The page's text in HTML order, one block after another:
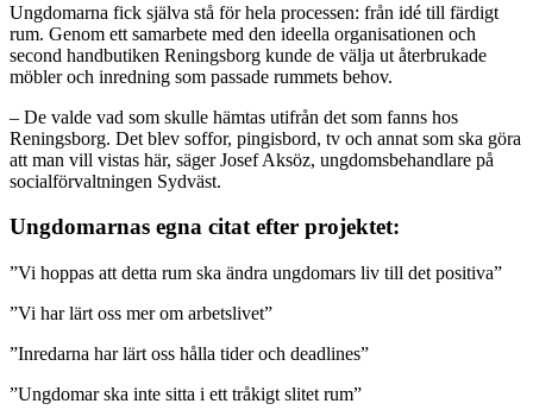
Ungdomarna fick själva stå för hela processen: från idé till färdigt
rum. Genom ett samarbete med den ideella organisationen och
second handbutiken Reningsborg kunde de välja ut återbrukade
möbler och inredning som passade rummets behov.
– De valde vad som skulle hämtas utifrån det som fanns hos
Reningsborg. Det blev soffor, pingisbord, tv och annat som ska göra
att man vill vistas här, säger Josef Aksöz, ungdomsbehandlare på
socialförvaltningen Sydväst.
Ungdomarnas egna citat efter projektet:
”Vi hoppas att detta rum ska ändra ungdomars liv till det positiva”
”Vi har lärt oss mer om arbetslivet”
”Inredarna har lärt oss hålla tider och deadlines”
”Ungdomar ska inte sitta i ett tråkigt slitet rum”